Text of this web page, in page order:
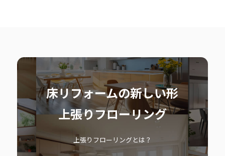
床リフォームの新しい形
上張りフローリング
上張りフローリングとは？